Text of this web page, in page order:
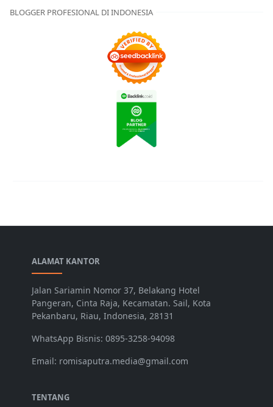
BLOGGER PROFESIONAL DI INDONESIA
ALAMAT KANTOR
Jalan Sariamin Nomor 37, Belakang Hotel
Pangeran, Cinta Raja, Kecamatan. Sail, Kota
Pekanbaru, Riau, Indonesia, 28131
WhatsApp Bisnis: 0895-3258-94098
Email: romisaputra.media@gmail.com
TENTANG